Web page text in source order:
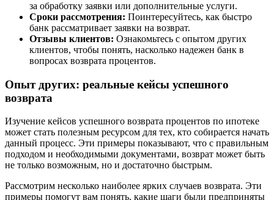
за обработку заявки или дополнительные услуги.
Сроки рассмотрения: Поинтересуйтесь, как быстро
банк рассматривает заявки на возврат.
Отзывы клиентов: Ознакомьтесь с опытом других
клиентов, чтобы понять, насколько надежен банк в
вопросах возврата процентов.
Опыт других: реальные кейсы успешного
возврата
Изучение кейсов успешного возврата процентов по ипотеке
может стать полезным ресурсом для тех, кто собирается начать
данный процесс. Эти примеры показывают, что с правильным
подходом и необходимыми документами, возврат может быть
не только возможным, но и достаточно быстрым.
Рассмотрим несколько наиболее ярких случаев возврата. Эти
примеры помогут вам понять, какие шаги были предприняты